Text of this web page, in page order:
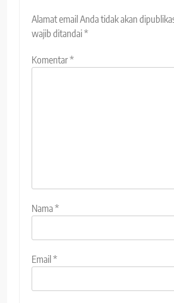
Alamat email Anda tidak akan
wajib ditandai*
Komentar*
Nama*
Email *